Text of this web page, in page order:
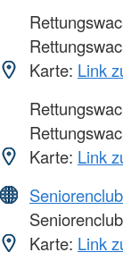
Karte: Link
Karte: Link
Seniorenclub
Karte: Link